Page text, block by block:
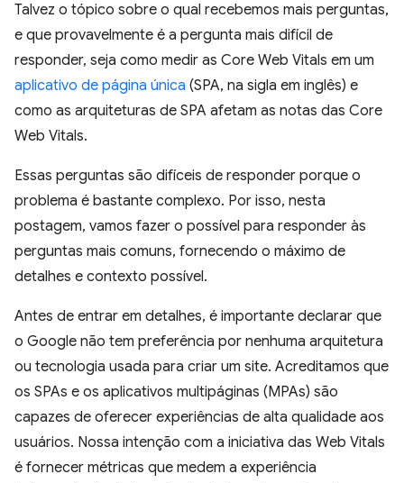
Talvez o tópico sobre o qual recebemos mais perguntas,
e que provavelmente é a pergunta mais difícil de
responder, seja como medir as Core Web Vitals em um
aplicativo de página única (SPA, na sigla em inglês) e
como as arquiteturas de SPA afetam as notas das Core
Web Vitals.
Essas perguntas são difíceis de responder porque o
problema é bastante complexo. Por isso, nesta
postagem, vamos fazer o possível para responder às
perguntas mais comuns, fornecendo o máximo de
detalhes e contexto possível.
Antes de entrar em detalhes, é importante declarar que
o Google não tem preferência por nenhuma arquitetura
ou tecnologia usada para criar um site. Acreditamos que
os SPAs e os aplicativos multipáginas (MPAs) são
capazes de oferecer experiências de alta qualidade aos
usuários. Nossa intenção com a iniciativa das Web Vitals
é fornecer métricas que medem a experiência